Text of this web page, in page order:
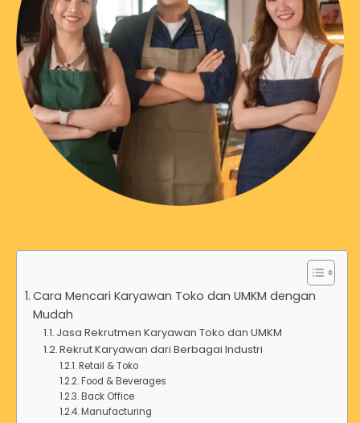
Cara Mencari Karyawan Toko dan UMKM dengan
Mudah
Jasa Rekrutmen Karyawan Toko dan UMKM
Rekrut Karyawan dari Berbagai Industri
Retail & Toko
Food & Beverages
Back Office
Manufacturing